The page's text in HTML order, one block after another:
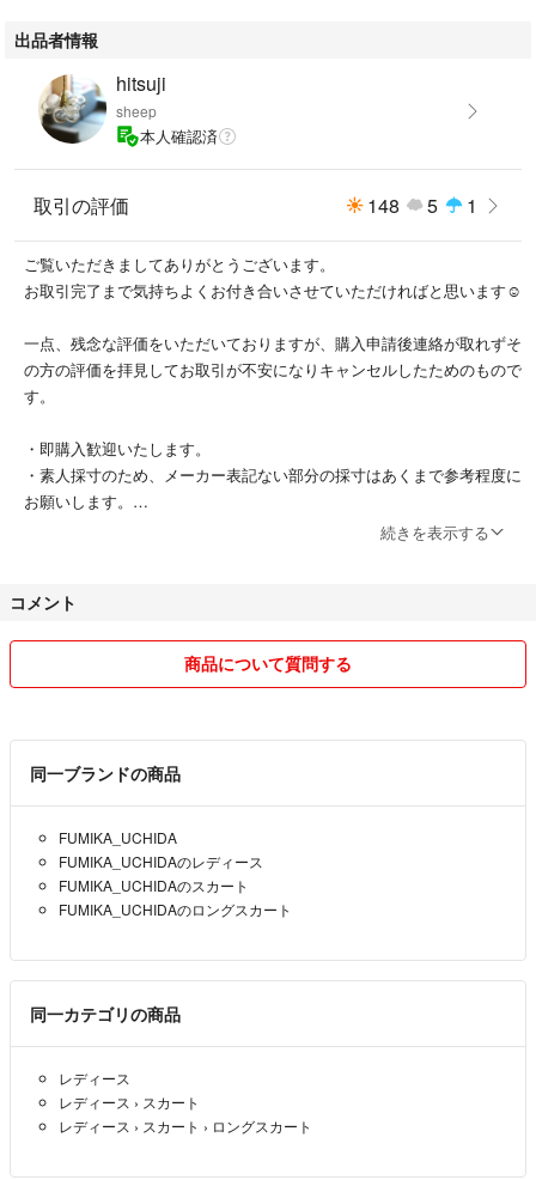
出品者情報
hitsuji
sheep
本人確認済
取引の評価 148 5 1
ご覧いただきましてありがとうございます。
お取引完了まで気持ちよくお付き合いさせていただければと思います☺︎
一点、残念な評価をいただいておりますが、購入申請後連絡が取れずそ
の方の評価を拝見してお取引が不安になりキャンセルしたためのもので
す。
・即購入歓迎いたします。
・素人採寸のため、メーカー表記ない部分の採寸はあくまで参考程度に
お願いします。
・商品状態はあくまで私個人の感覚です。中古品へのご理解ある方のみ
きます。
続きを表示する
コメント
商品について質問する
同一ブランドの商品
FUMIKA_UCHIDA
FUMIKA_UCHIDAのレディース
FUMIKA_UCHIDAのスカート
FUMIKA_UCHIDAのロングスカート
同一カテゴリの商品
レディース
レディース › スカート
レディース › スカート › ロングスカート